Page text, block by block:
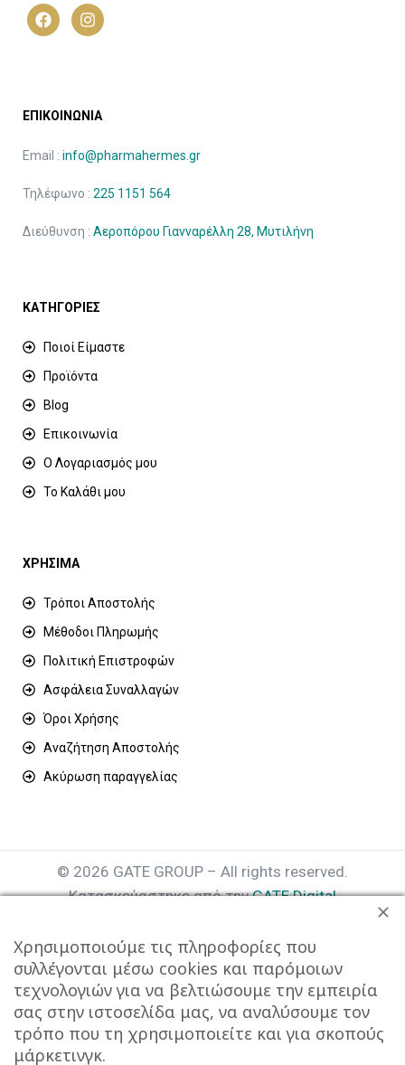
ΕΠΙΚΟΙΝΩΝΙΑ
Email : info@pharmahermes.gr
Τηλέφωνο : 225 1151 564
Διεύθυνση : Αεροπόρου Γιανναρέλλη 28, Μυτιλήνη
ΚΑΤΗΓΟΡΙΕΣ
Ποιοί Είμαστε
Προϊόντα
Blog
Επικοινωνία
Ο Λογαριασμός μου
Το Καλάθι μου
ΧΡΗΣΙΜΑ
Τρόποι Αποστολής
Μέθοδοι Πληρωμής
Πολιτική Επιστροφών
Ασφάλεια Συναλλαγών
Όροι Χρήσης
Αναζήτηση Αποστολής
Ακύρωση παραγγελίας
© 2026 GATE GROUP – All rights reserved.
Κατασκεύαστηκε από τηνGATE Digital
Αριθμός Γ.Ε.ΜΗ. : 077935642000
Χρησιμοποιούμε τις πληροφορίες που
συλλέγονται μέσω cookies και παρόμοιων
τεχνολογιών για να βελτιώσουμε την εμπειρία
σας στην ιστοσελίδα μας, να αναλύσουμε τον
τρόπο που τη χρησιμοποιείτε και για σκοπούς
μάρκετινγκ.